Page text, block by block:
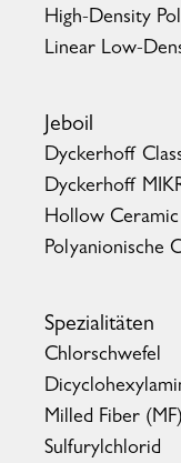
High-Density
Linear Low-
Jeboil
Dyckerhoff
Dyckerhoff
Hollow Ceramic
Polyanionische
Spezialitäten
Chlorschwefel
Milled Fiber (MF)
Sulfurylchlorid